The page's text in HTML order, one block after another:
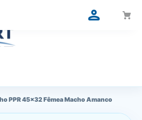
PPR 45x32 Fêmea Macho Amanco